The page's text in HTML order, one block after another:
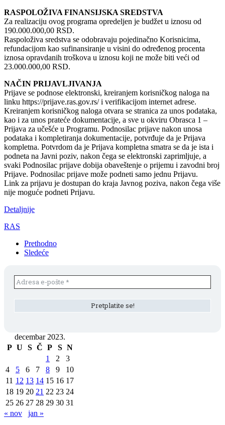
RASPOLOŽIVA FINANSIJSKA SREDSTVA
Za realizaciju ovog programa opredeljen je budžet u iznosu od
190.000.000,00 RSD.
Raspoloživa sredstva se odobravaju pojedinačno Korisnicima,
refundacijom kao sufinansiranje u visini do određenog procenta
iznosa opravdanih troškova u iznosu koji ne može biti veći od
23.000.000,00 RSD.
NAČIN PRIJAVLJIVANJA
Prijave se podnose elektronski, kreiranjem korisničkog naloga na
linku https://prijave.ras.gov.rs/ i verifikacijom internet adrese.
Kreiranjem korisničkog naloga otvara se stranica za unos podataka,
kao i za unos prateće dokumentacije, a sve u okviru Obrasca 1 –
Prijava za učešće u Programu. Podnosilac prijave nakon unosa
podataka i kompletiranja dokumentacije, potvrđuje da je Prijava
kompletna. Potvrdom da je Prijava kompletna smatra se da je ista i
podneta na Javni poziv, nakon čega se elektronski zaprimljuje, a
svaki Podnosilac prijave dobija obaveštenje o prijemu i zavodni broj
Prijave. Podnosilac prijave može podneti samo jednu Prijavu.
Link za prijavu je dostupan do kraja Javnog poziva, nakon čega više
nije moguće podneti Prijavu.
Detaljnije
RAS
Prethodno
Sledeće
decembar 2023.
P U S Č P S N
1
2
3
4
5 6 7 8 9
10
11 12 13 14 15 16 17
18 19 20 21 22 23 24
25 26 27 28 29 30 31
« nov
jan »